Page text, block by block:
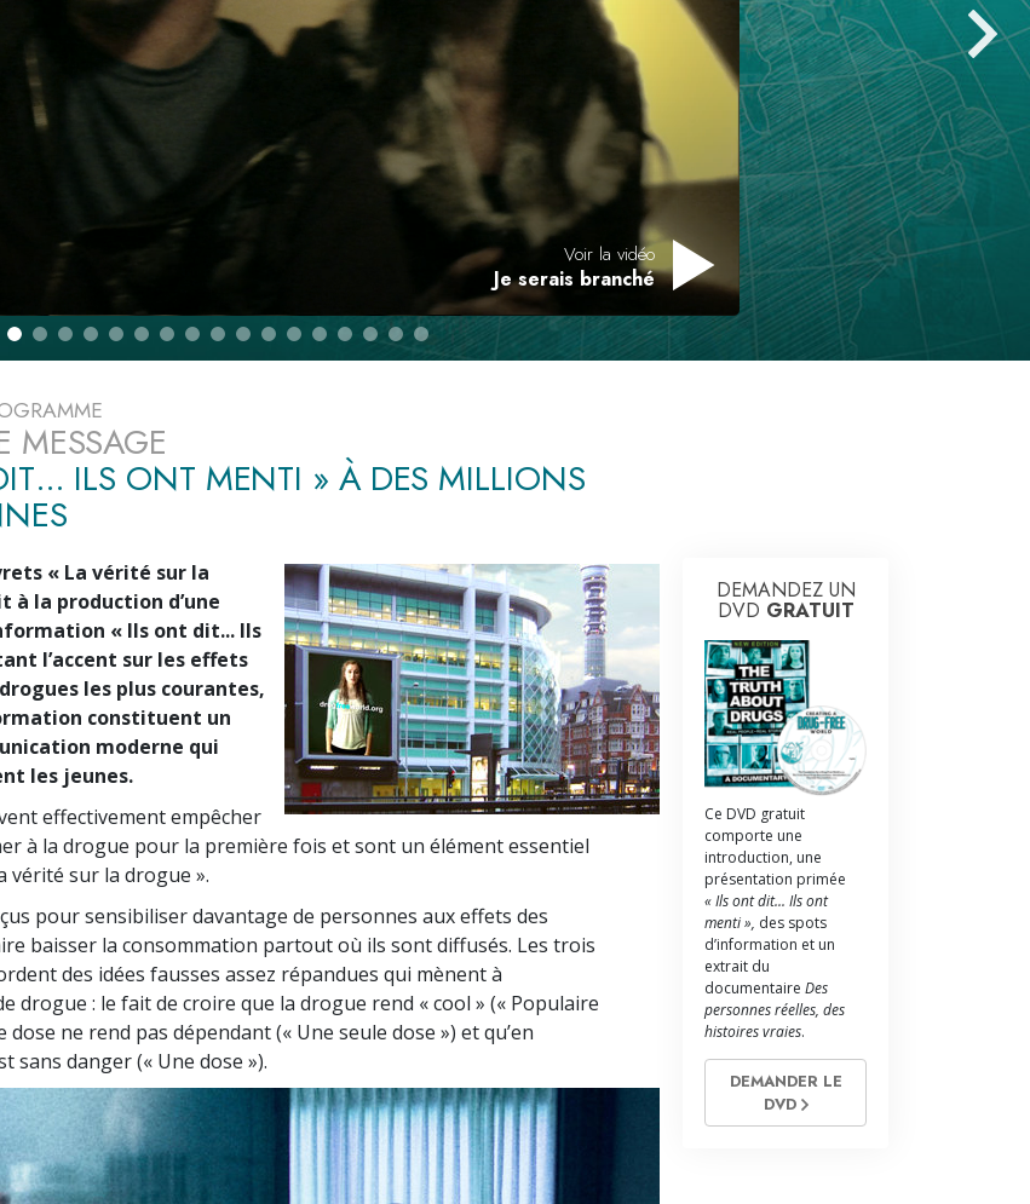
L’échelle des tons émotionnels
Réponses aux drogues
Les enfants
Des outils pour le monde du travail
L’éthique et les conditions
La raison de l’oppression
Les fondements de l’organisation
Voir la vidéo
Je serais branché
MESSAGE
ILS ONT MENTI » À DES MILLIONS
« La vérité sur la
à la production d’une
« Ils ont dit... Ils
l’accent sur les effets
les plus courantes,
constituent un
moderne qui
les jeunes.
effectivement empêcher
à la drogue pour la première fois et sont un élément essentiel
vérité sur la drogue ».
pour sensibiliser davantage de personnes aux effets des
baisser la consommation partout où ils sont diffusés. Les trois
des idées fausses assez répandues qui mènent à
drogue : le fait de croire que la drogue rend « cool » (« Populaire
dose ne rend pas dépendant (« Une seule dose ») et qu’en
sans danger (« Une dose »).
DEMANDEZ UN
DVD GRATUIT
Ce DVD gratuit
comporte une
introduction, une
présentation primée
« Ils ont dit... Ils ont
menti », des spots
d’information et un
extrait du
documentaire Des
personnes réelles, des
histoires vraies.
DEMANDER LE
DVD